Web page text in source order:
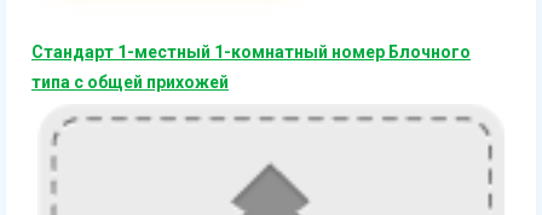
Стандарт 1-местный 1-комнатный номер Блочного
типа с общей прихожей